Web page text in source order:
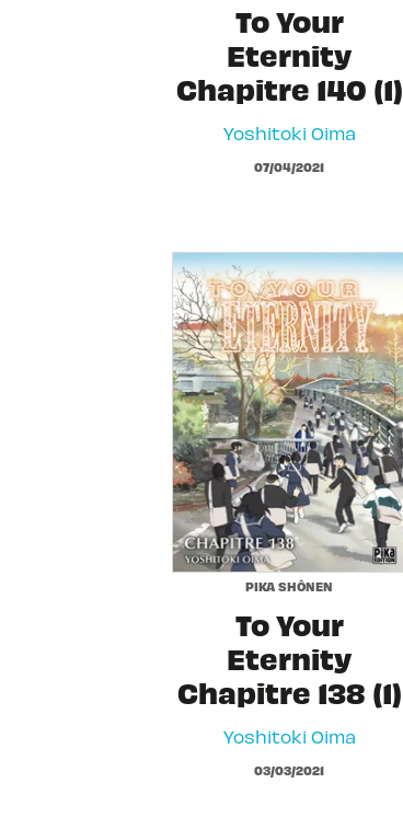
To Your
Eternity
Chapitre 140 (1)
Yoshitoki Oima
07/04/2021
PIKA SHÔNEN
To Your
Eternity
Chapitre 138 (1)
Yoshitoki Oima
03/03/2021